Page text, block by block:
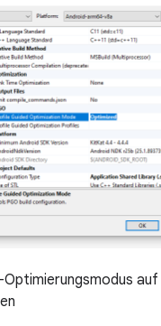
Optimierungsmodus